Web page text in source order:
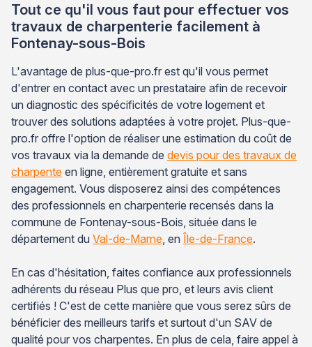
Tout ce qu'il vous faut pour effectuer vos
travaux de charpenterie facilement à
Fontenay-sous-Bois
L'avantage de plus-que-pro.fr est qu'il vous permet
d'entrer en contact avec un prestataire afin de recevoir
un diagnostic des spécificités de votre logement et
trouver des solutions adaptées à votre projet. Plus-que-
pro.fr offre l'option de réaliser une estimation du coût de
vos travaux via la demande de devis pour des travaux de
charpente en ligne, entièrement gratuite et sans
engagement. Vous disposerez ainsi des compétences
des professionnels en charpenterie recensés dans la
commune de Fontenay-sous-Bois, située dans le
département du Val-de-Marne , en Île-de-France.
En cas d'hésitation, faites confiance aux professionnels
adhérents du réseau Plus que pro, et leurs avis client
certifiés ! C'est de cette manière que vous serez sûrs de
bénéficier des meilleurs tarifs et surtout d'un SAV de
qualité pour vos charpentes. En plus de cela, faire appel à